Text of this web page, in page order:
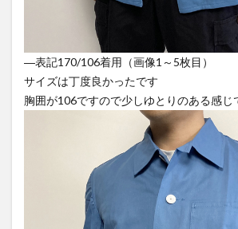
―表記170/106着用（画像1～5枚目）
サイズは丁度良かったです
胸囲が106ですので少しゆとりのある感じ